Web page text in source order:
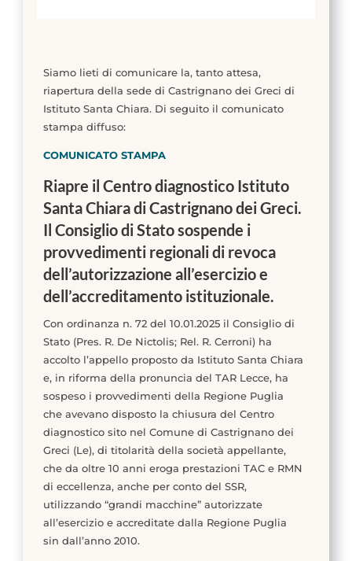
Siamo lieti di comunicare la, tanto attesa,
riapertura della sede di Castrignano dei Greci di
Istituto Santa Chiara. Di seguito il comunicato
stampa diffuso:
COMUNICATO STAMPA
Riapre il Centro diagnostico Istituto
Santa Chiara di Castrignano dei Greci.
Il Consiglio di Stato sospende i
provvedimenti regionali di revoca
dell’autorizzazione all’esercizio e
dell’accreditamento istituzionale.
Con ordinanza n. 72 del 10.01.2025 il Consiglio di
Stato (Pres. R. De Nictolis; Rel. R. Cerroni) ha
accolto l’appello proposto da Istituto Santa Chiara
e, in riforma della pronuncia del TAR Lecce, ha
sospeso i provvedimenti della Regione Puglia
che avevano disposto la chiusura del Centro
diagnostico sito nel Comune di Castrignano dei
Greci (Le), di titolarità della società appellante,
che da oltre 10 anni eroga prestazioni TAC e RMN
di eccellenza, anche per conto del SSR,
utilizzando “grandi macchine” autorizzate
all’esercizio e accreditate dalla Regione Puglia
sin dall’anno 2010.